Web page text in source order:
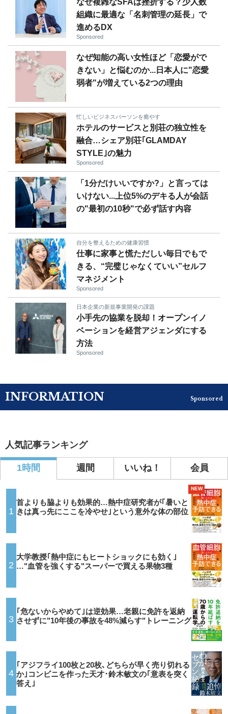
なぜ複雑なSFAは挫折する？少人数
組織に最適な「名刺管理の延長」で
進めるDX
Sponsored
なぜ知能の高い女性ほど「恋愛がで
きない」と悩むのか...日本人に"恋愛
弱者"が増えている2つの理由
忙しいビジネスパーソンを癒やす
ホテルのサービスと別荘の独立性を
融合…シェア別荘｢GLAMDAY
STYLE｣の魅力
Sponsored
「1分だけいいですか?」と言っては
いけない...上位5%のデキる人が会話
の"最初の10秒"で必ず話す内容
自分を整えるための健康習慣
仕事に家事と慌ただしい毎日でもで
きる、“完璧じゃなくていい”セルフ
マネジメント
Sponsored
日本企業の新規事業開発の課題
小手先の協業を脱却！オープンイノ
ベーションを経営アジェンダにする
方法
Sponsored
INFORMATION Sponsored
人気記事ランキング
1時間 週間 いいね！ 会員
1
首よりも脇よりも効果的…熱中症研究者が｢暑いと
きは真っ先にここを冷やせ｣という意外な体の部位
NEW
2
大学教授｢熱中症にもヒートショックにも効く｣
…"血管を強くする"スーパーで買える果物3種
3
｢危ないからやめて｣は逆効果…老親に免許を返納
させずに"10年後の事故を48%減らす"トレーニング
4
｢アジフライ100枚と20枚､どちらが早く売り切れる
か｣コンビニを作った天才･鈴木敏文の｢意表を突く
答え｣